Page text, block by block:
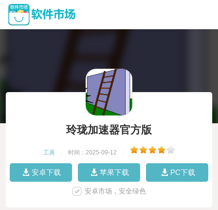
玲珑加速器官方版
工具 时间：2025-09-12
安卓下载 苹果下载 PC下载
安卓市场，安全绿色